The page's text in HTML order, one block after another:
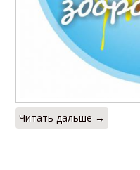
Читать дальше →